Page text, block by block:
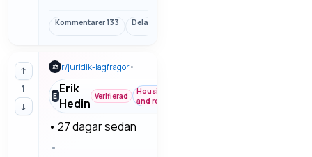
renovering drar
frågor som
brukar vara
viktigast först.
Kommentarer133 Dela
↑
1
↓
⚖ r/juridik-lagfragor•
EErik
Hedin Verifierad
Housing
and rent
• 27 dagar sedan
•